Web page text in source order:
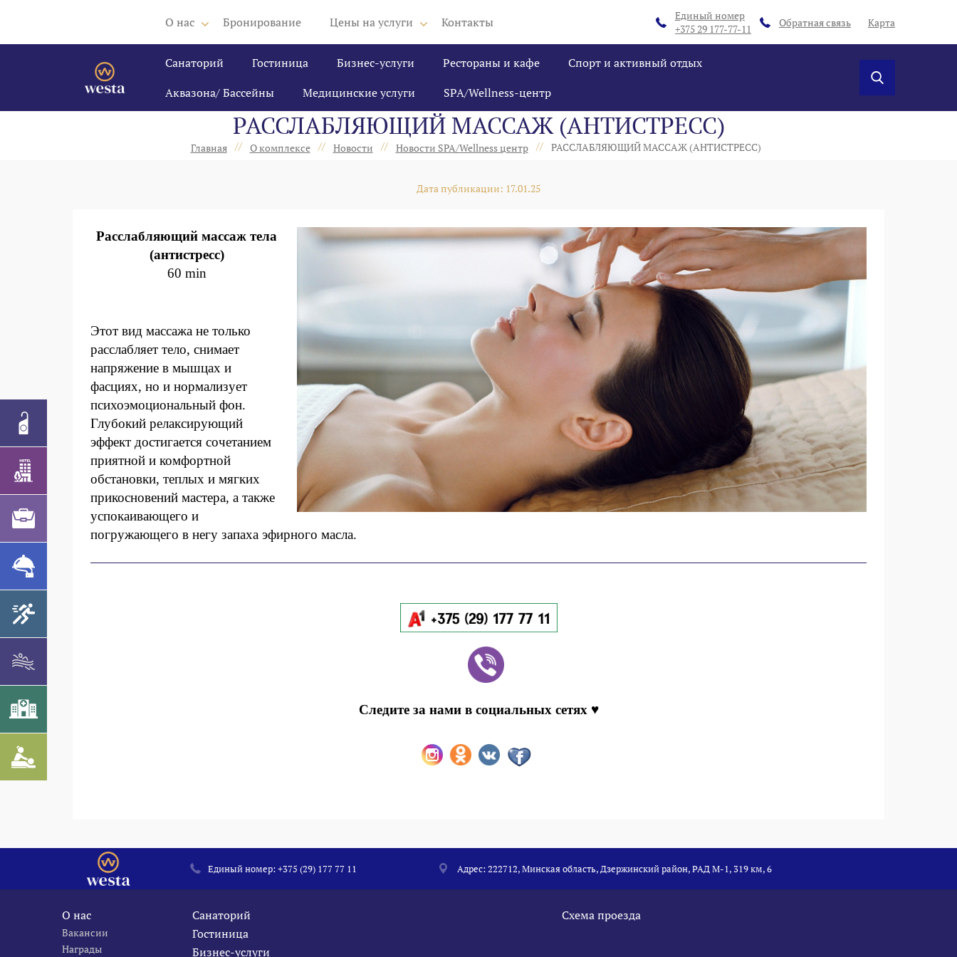
О нас Бронирование Цены на услуги Контакты
Единый номер
+375 29 177-77-11
Обратная связь Карта
Санаторий Гостиница Бизнес-услуги Рестораны и кафе
Спорт и активный отдых
Аквазона/ Бассейны
Медицинские услуги SPA/Wellness-центр
РАССЛАБЛЯЮЩИЙ МАССАЖ (АНТИСТРЕСС)
Главная // О комплексе // Новости // Новости SPA/Wellness центр // РАССЛАБЛЯЮЩИЙ МАССАЖ (АНТИСТРЕСС)
Дата публикации: 17.01.25
Расслабляющий массаж тела
(антистресс)
60 min
Этот вид массажа не только
расслабляет тело, снимает
напряжение в мышцах и
фасциях, но и нормализует
психоэмоциональный фон.
Глубокий релаксирующий
эффект достигается сочетанием
приятной и комфортной
обстановки, теплых и мягких
прикосновений мастера, а также
успокаивающего и
погружающего в негу запаха эфирного масла.
Следите за нами в социальных сетях ♥
Единый номер:+375 (29) 177 77 11 Адрес: 222712, Минская область, Дзержинский район, РАД М-1, 319 км, 6
О нас
Вакансии
Награды
Санаторий
Гостиница
Бизнес-услуги
Схема проезда